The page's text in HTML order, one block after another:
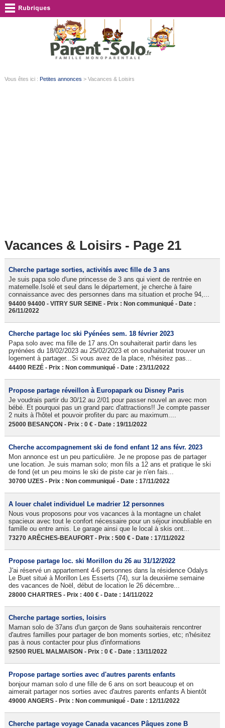
Vous êtes ici : Petites annonces > Vacances & Loisirs
Vacances & Loisirs - Page 21
Cherche partage sorties, activités avec fille de 3 ans
Je suis papa solo d'une princesse de 3 ans qui vient de rentrée en
maternelle.Isolé et seul dans le département, je cherche à faire
connaissance avec des personnes dans ma situation et proche 94,...
94400 94400 - VITRY SUR SEINE - Prix : Non communiqué - Date :
26/11/2022
Cherche partage loc ski Pyénées sem. 18 février 2023
Papa solo avec ma fille de 17 ans.On souhaiterait partir dans les
pyrénées du 18/02/2023 au 25/02/2023 et on souhaiteriat trouver un
logement à partager...Si vous avez de la place, n'hésitez pas...
44400 REZÉ - Prix : Non communiqué - Date : 23/11/2022
Propose partage réveillon à Europapark ou Disney Paris
Je voudrais partir du 30/12 au 2/01 pour passer nouvel an avec mon
bébé. Et pourquoi pas un grand parc d'attractions!! Je compte passer
2 nuits à l'hôtel et pouvoir profiter du parc au maximum....
25000 BESANÇON - Prix : 0 € - Date : 19/11/2022
Cherche accompagnement ski de fond enfant 12 ans févr. 2023
Mon annonce est un peu particulière. Je ne propose pas de partager
une location. Je suis maman solo; mon fils a 12 ans et pratique le ski
de fond (et un peu moins le ski de piste car je n'en fais...
30700 UZES - Prix : Non communiqué - Date : 17/11/2022
A louer chalet individuel Le madrier 12 personnes
Nous vous proposons pour vos vacances à la montagne un chalet
spacieux avec tout le confort nécessaire pour un séjour inoubliable en
famille ou entre amis. Le garage ainsi que le local à skis ont...
73270 ARÊCHES-BEAUFORT - Prix : 500 € - Date : 17/11/2022
Propose partage loc. ski Morillon du 26 au 31/12/2022
J'ai réservé un appartement 4-6 personnes dans la résidence Odalys
Le Buet situé à Morillon Les Esserts (74), sur la deuxième semaine
des vacances de Noël, début de location le 26 décembre...
28000 CHARTRES - Prix : 400 € - Date : 14/11/2022
Cherche partage sorties, loisirs
Maman solo de 37ans d'un garçon de 9ans souhaiterais rencontrer
d'autres familles pour partager de bon moments sorties, etc; n'hésitez
pas à nous contacter pour plus d'informations
92500 RUEL MALMAISON - Prix : 0 € - Date : 13/11/2022
Propose partage sorties avec d'autres parents enfants
bonjour maman solo d une fille de 6 ans on sort beaucoup et on
aimerait partager nos sorties avec d'autres parents enfants A bientôt
49000 ANGERS - Prix : Non communiqué - Date : 12/11/2022
Cherche partage voyage Canada vacances Pâques zone B